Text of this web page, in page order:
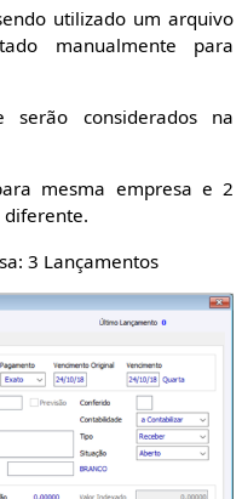
utilizado um arquivo
manualmente para
serão considerados na
mesma empresa e 2
diferente.
3 Lançamentos